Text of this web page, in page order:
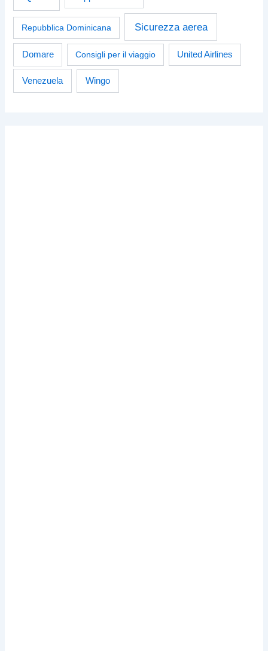
Repubblica Dominicana Sicurezza aerea
Domare Consigli per il viaggio United Airlines
Venezuela Wingo